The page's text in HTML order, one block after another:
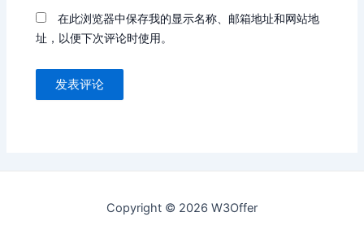
在此浏览器中保存我的显示名称、邮箱地址和网站地
址，以便下次评论时使用。
Copyright © 2026 W3Offer